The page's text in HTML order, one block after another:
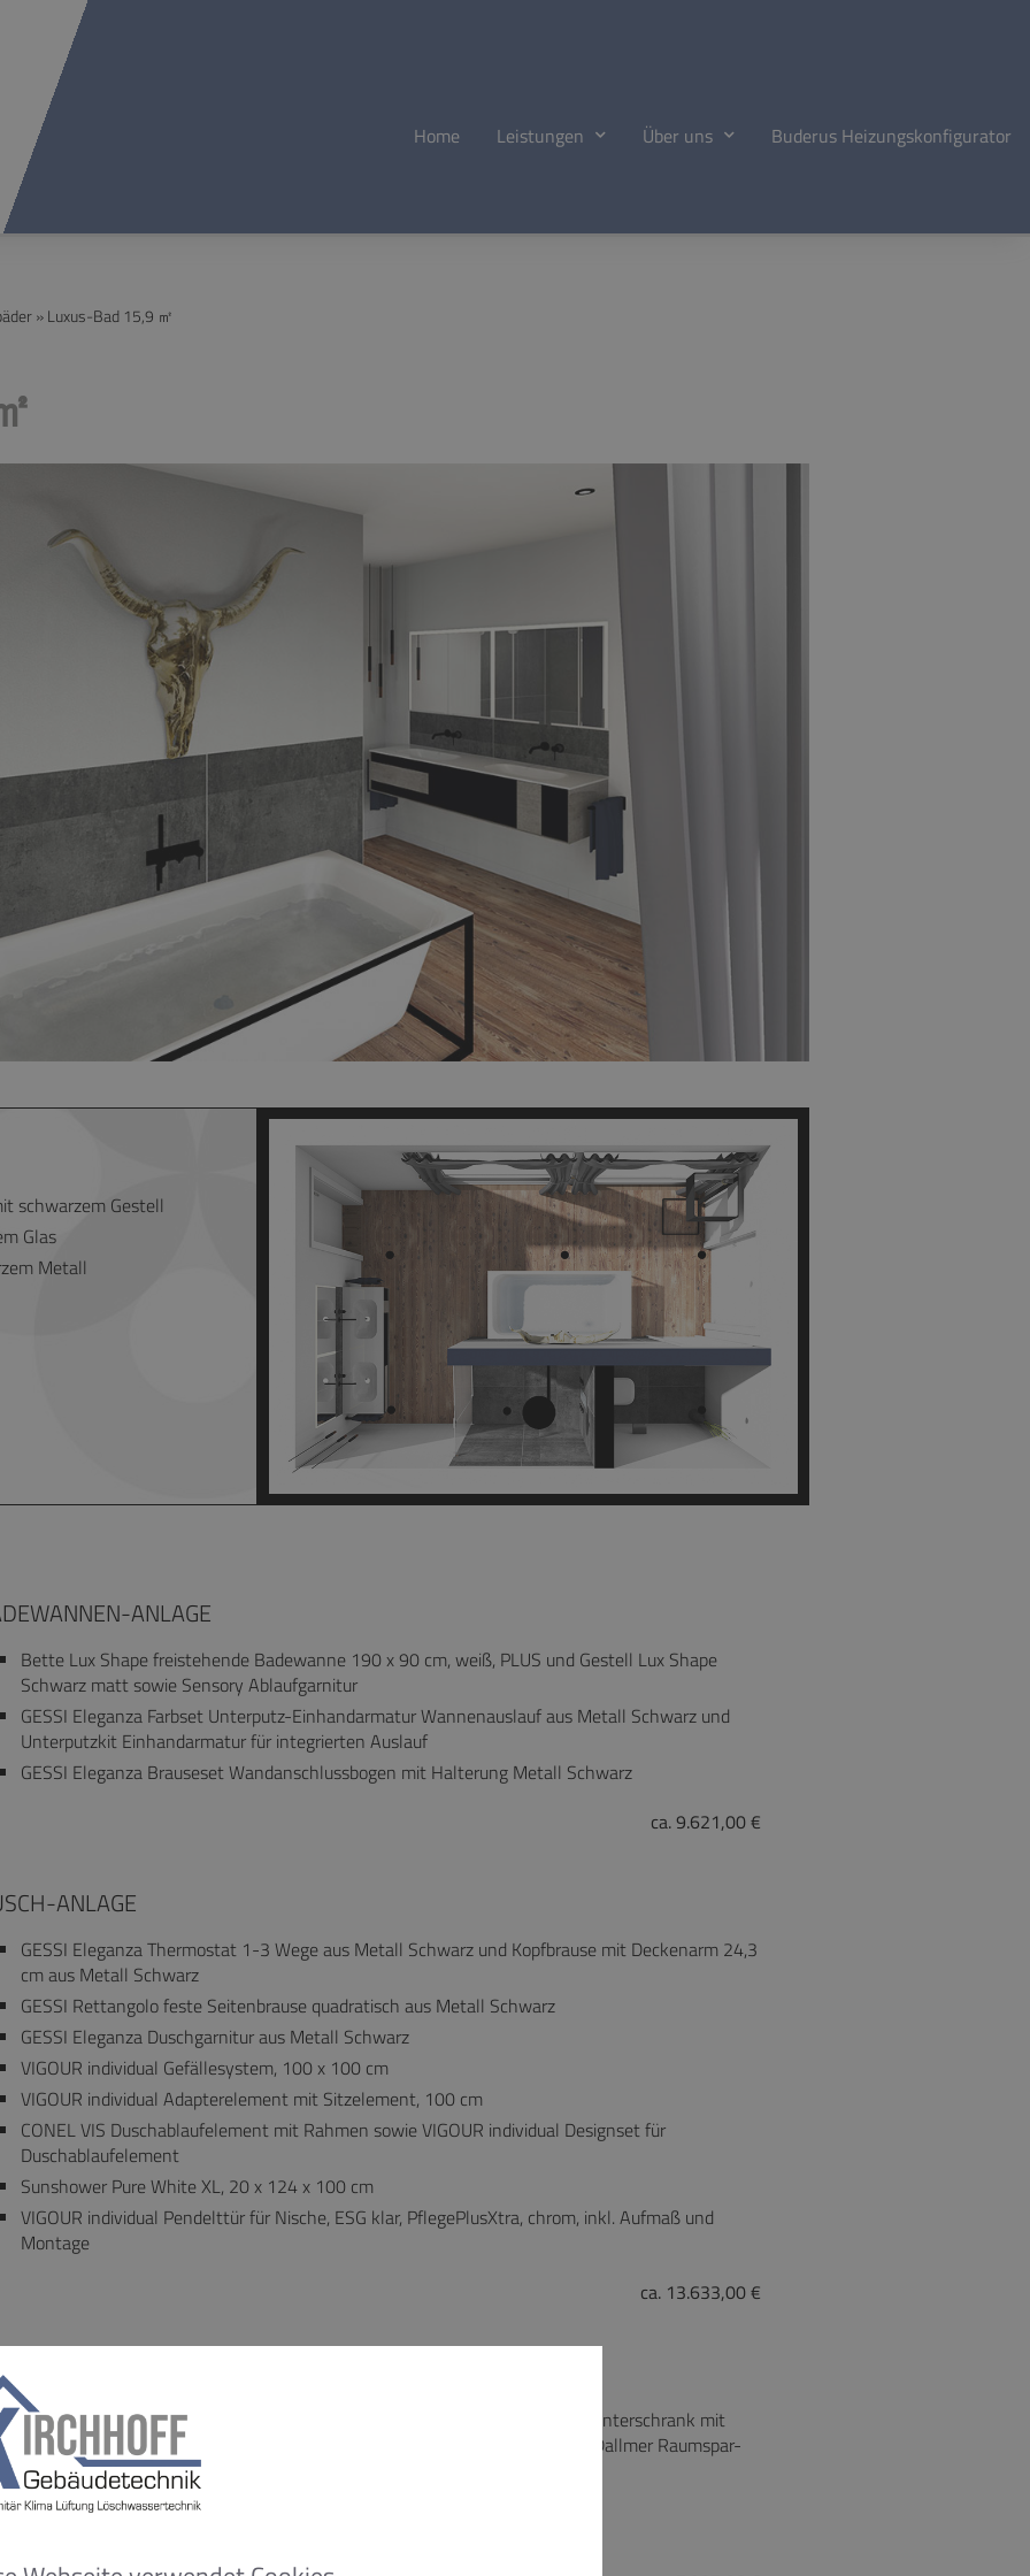
Home Leistungen Über uns Buderus Heizungskonfigurator
» Luxus-Bad 15,9 ㎡
schwarzem Gestell
Glas
Metall
ANLAGE
Bette Lux Shape freistehende Badewanne 190 x 90 cm, weiß, PLUS und Gestell Lux Shape
Schwarz matt sowie Sensory Ablaufgarnitur
GESSI Eleganza Farbset Unterputz-Einhandarmatur Wannenauslauf aus Metall Schwarz und
Unterputzkit Einhandarmatur für integrierten Auslauf
GESSI Eleganza Brauseset Wandanschlussbogen mit Halterung Metall Schwarz
ca. 9.621,00 €
ANLAGE
GESSI Eleganza Thermostat 1-3 Wege aus Metall Schwarz und Kopfbrause mit Deckenarm 24,3
cm aus Metall Schwarz
GESSI Rettangolo feste Seitenbrause quadratisch aus Metall Schwarz
GESSI Eleganza Duschgarnitur aus Metall Schwarz
VIGOUR individual Gefällesystem, 100 x 100 cm
VIGOUR individual Adapterelement mit Sitzelement, 100 cm
CONEL VIS Duschablaufelement mit Rahmen sowie VIGOUR individual Designset für
Duschablaufelement
Sunshower Pure White XL, 20 x 124 x 100 cm
VIGOUR individual Pendelttür für Nische, ESG klar, PflegePlusXtra, chrom, inkl. Aufmaß und
Montage
ca. 13.633,00 €
ANLAGE
Inda Perfetto Waschtisch mit 2 Becken, 160 x 50 cm, satiniertes Glas und Unterschrank mit
Auszug und Push Open-Technik, 80 x 24 x 50 cm, schwarz glänzend sowie Dallmer Raumspar-
Waschtisch-Möbel-Siphon
Zierath YourStyle PRO S Premium Kristallspiegel nach Maß, 160 x 80 cm